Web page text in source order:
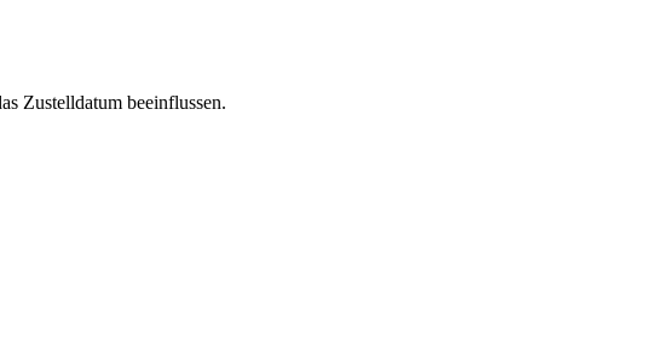
Zustelldatum beeinflussen.